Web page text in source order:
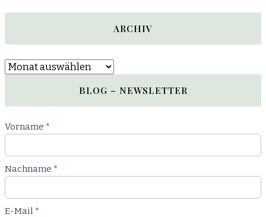
ARCHIV
Archiv
BLOG – NEWSLETTER
Newsletter
Blog
Vorname *
Nachname *
E-Mail *